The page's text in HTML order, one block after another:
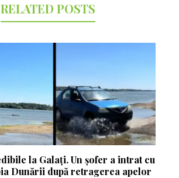
RELATED POSTS
la Galați. Un șofer a intrat cu
Dunării după retragerea apelor